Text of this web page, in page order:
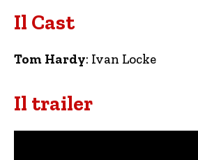
Il Cast
Tom Hardy: Ivan Locke
Il trailer